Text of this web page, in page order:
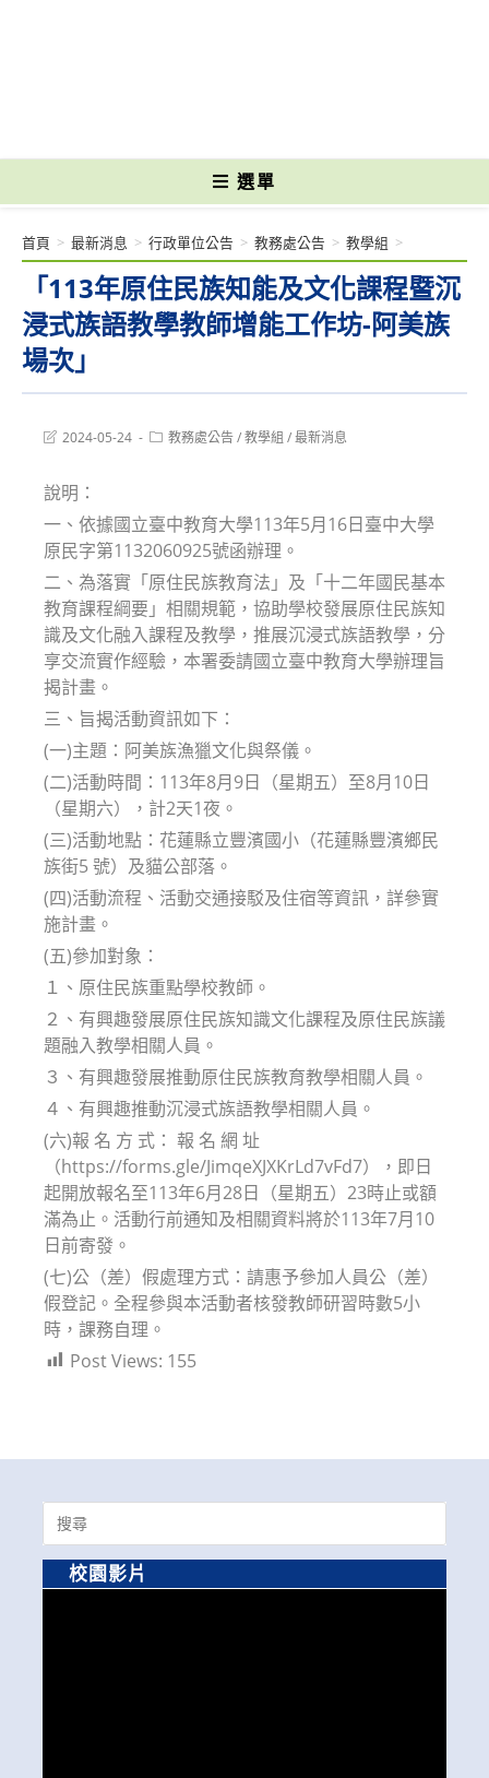
選單
「113年原住民族知能及文化課程暨沉
浸式族語教學教師增能工作坊-阿美族
場次」
首頁 > 最新消息 > 行政單位公告 > 教務處公告 > 教學組 >
Post2024-05-24
Post教務處公告/教學組 /最新消息
說明：
一、依據國立臺中教育大學113年5月16日臺中大學
原民字第1132060925號函辦理。
二、為落實「原住民族教育法」及「十二年國民基本
教育課程綱要」相關規範，協助學校發展原住民族知
識及文化融入課程及教學，推展沉浸式族語教學，分
享交流實作經驗，本署委請國立臺中教育大學辦理旨
揭計畫。
三、旨揭活動資訊如下：
(一)主題：阿美族漁獵文化與祭儀。
(二)活動時間：113年8月9日（星期五）至8月10日
（星期六），計2天1夜。
(三)活動地點：花蓮縣立豐濱國小（花蓮縣豐濱鄉民
族街5 號）及貓公部落。
(四)活動流程、活動交通接駁及住宿等資訊，詳參實
施計畫。
(五)參加對象：
１、原住民族重點學校教師。
２、有興趣發展原住民族知識文化課程及原住民族議
題融入教學相關人員。
３、有興趣發展推動原住民族教育教學相關人員。
４、有興趣推動沉浸式族語教學相關人員。
(六)報 名 方 式： 報 名 網 址
（https://forms.gle/JimqeXJXKrLd7vFd7），即日
起開放報名至113年6月28日（星期五）23時止或額
滿為止。活動行前通知及相關資料將於113年7月10
日前寄發。
(七)公（差）假處理方式：請惠予參加人員公（差）
假登記。全程參與本活動者核發教師研習時數5小
時，課務自理。
Post Views: 155
Search
for:
校園影片